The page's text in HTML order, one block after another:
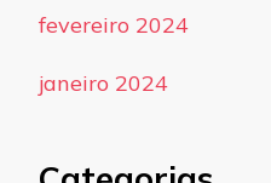
fevereiro 2024
janeiro 2024